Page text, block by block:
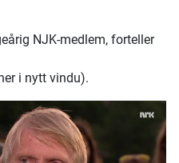
NJK-medlem, forteller
i nytt vindu).